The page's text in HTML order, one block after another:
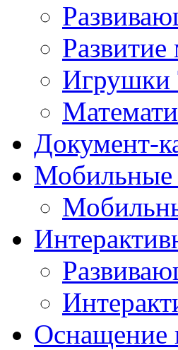
Игрушки
Документ-
Мобильные
Оснащение